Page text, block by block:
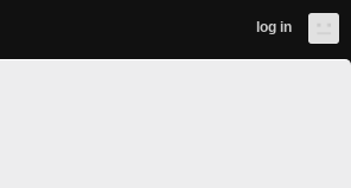
log in